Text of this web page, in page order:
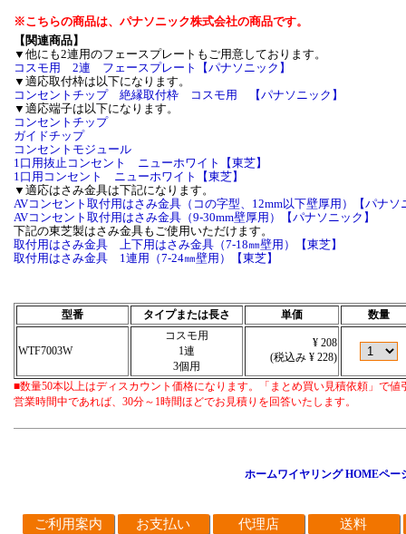
※こちらの商品は、パナソニック株式会社の商品です。
【関連商品】
▼他にも2連用のフェースプレートもご用意しております。
コスモ用 2連 フェースプレート【パナソニック】
▼適応取付枠は以下になります。
コンセントチップ 絶縁取付枠 コスモ用 【パナソニック】
▼適応端子は以下になります。
コンセントチップ
ガイドチップ
コンセントモジュール
1口用抜止コンセント ニューホワイト【東芝】
1口用コンセント ニューホワイト【東芝】
▼適応はさみ金具は下記になります。
AVコンセント取付用はさみ金具（コの字型、12mm以下壁厚用）【パナソ
AVコンセント取付用はさみ金具（9-30mm壁厚用）【パナソニック】
下記の東芝製はさみ金具もご使用いただけます。
取付用はさみ金具 上下用はさみ金具（7-18㎜壁用）【東芝】
取付用はさみ金具 1連用（7-24㎜壁用）【東芝】
型番 タイプまたは長さ 単価 数量
WTF7003W
コスモ用
1連
3個用
¥ 208
(税込み ¥ 228)
■数量50本以上はディスカウント価格になります。「まとめ買い見積依頼」で値
営業時間中であれば、30分～1時間ほどでお見積りを回答いたします。
ホームワイヤリング HOMEペー
ご利用案内 お支払い 代理店 送料